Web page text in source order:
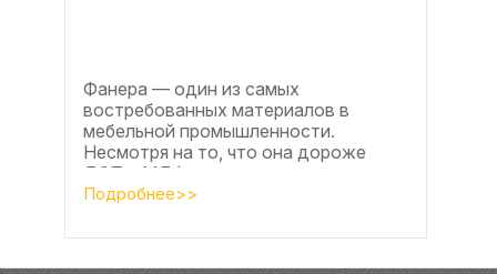
Фанера — один из самых
востребованных материалов в
мебельной промышленности.
Несмотря на то, что она дороже
ДСП и МДФ , ее очень часто
используют для изготовления...
Подробнее>>